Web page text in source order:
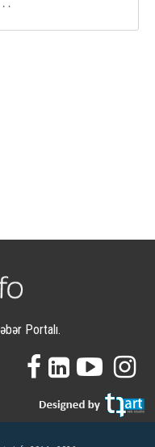
Portalı.